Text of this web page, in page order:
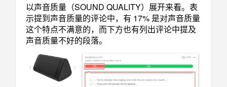
以声音质量（SOUND QUALITY）展开来看。表
示提到声音质量的评论中，有 17% 是对声音质量
这个特点不满意的，而下方也有列出评论中提及
声音质量不好的段落。